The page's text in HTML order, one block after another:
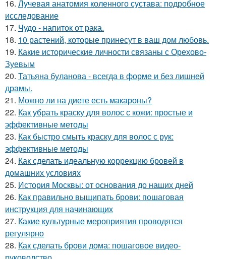
16. Лучевая анатомия коленного сустава: подробное
исследование
17. Чудо - напиток от рака.
18. 10 растений, которые принесут в ваш дом любовь.
19. Какие исторические личности связаны с Орехово-
Зуевым
20. Татьяна буланова - всегда в форме и без лишней
драмы.
21. Можно ли на диете есть макароны?
22. Как убрать краску для волос с кожи: простые и
эффективные методы
23. Как быстро смыть краску для волос с рук:
эффективные методы
24. Как сделать идеальную коррекцию бровей в
домашних условиях
25. История Москвы: от основания до наших дней
26. Как правильно выщипать брови: пошаговая
инструкция для начинающих
27. Какие культурные мероприятия проводятся
регулярно
28. Как сделать брови дома: пошаговое видео-